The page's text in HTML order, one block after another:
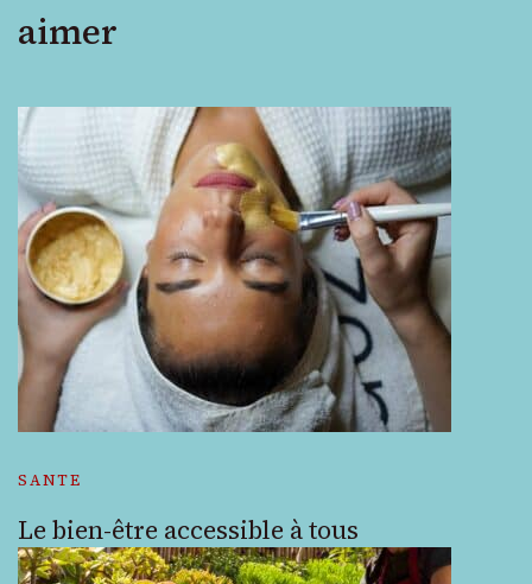
aimer
SANTE
Le bien-être accessible à tous